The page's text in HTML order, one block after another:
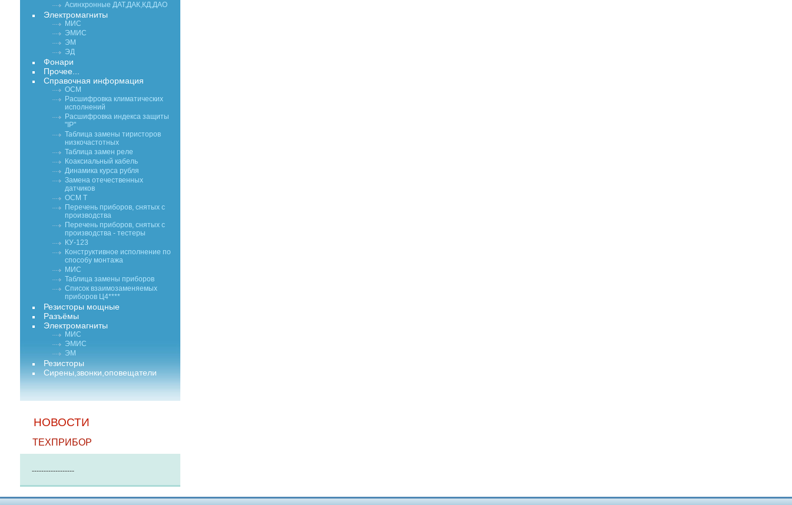
Асинхронные ДАТ,ДАК,КД,ДАО
Электромагниты
МИС
ЭМИС
ЭМ
ЭД
Фонари
Прочее...
Справочная информация
ОСМ
Расшифровка климатических
исполнений
Расшифровка индекса защиты
"IP"
Таблица замены тиристоров
низкочастотных
Таблица замен реле
Коаксиальный кабель
Динамика курса рубля
Замена отечественных
датчиков
ОСМ Т
Перечень приборов, снятых с
производства
Перечень приборов, снятых с
производства - тестеры
КУ-123
Конструктивное исполнение по
способу монтажа
МИС
Таблица замены приборов
Список взаимозаменяемых
приборов Ц4****
Резисторы мощные
Разъёмы
Электромагниты
МИС
ЭМИС
ЭМ
Резисторы
Сирены,звонки,оповещатели
НОВОСТИ
ТЕХПРИБОР
------------------